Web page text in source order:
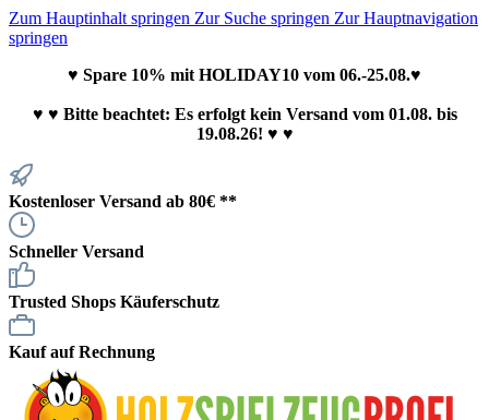
Zum Hauptinhalt springen Zur Suche springen Zur Hauptnavigation
springen
♥ Spare 10% mit HOLIDAY10 vom 06.-25.08.♥
♥ ♥ Bitte beachtet: Es erfolgt kein Versand vom 01.08. bis
19.08.26! ♥ ♥
Kostenloser Versand ab 80€ **
Schneller Versand
Trusted Shops Käuferschutz
Kauf auf Rechnung